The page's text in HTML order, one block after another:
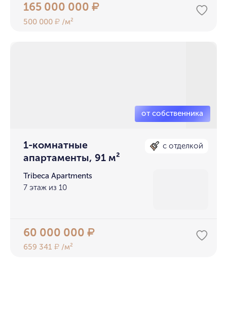
165 000 000₽
500 000₽ /м²
1-комнатные
апартаменты, 91 м²
с отделкой
Tribeca Apartments
7 этаж из 10
60 000 000₽
659 341₽ /м²